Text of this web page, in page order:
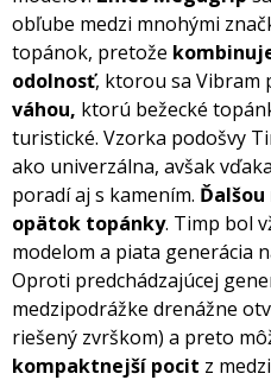
obľube medzi mnohými
topánok, pretože
odolnosť, ktorou sa Vibram
váhou, ktorú bežecké
turistické. Vzorka podošvy
ako univerzálna, avšak
poradí aj s kamením.
opätok topánky. Timp bol
modelom a piata generácia
Oproti predchádzajúcej
medzipodrážke drenážne
riešený zvrškom) a preto
kompaktnejší pocit z